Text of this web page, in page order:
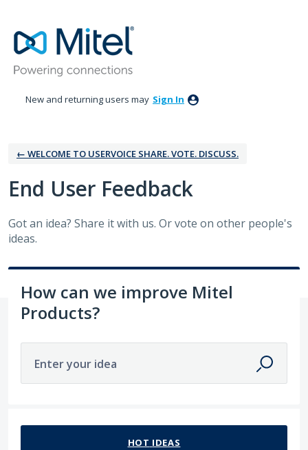
to
content
New and returning users may Sign In
← WELCOME TO USERVOICE SHARE. VOTE. DISCUSS.
‎End User Feedback
Got an idea? Share it with us. Or vote on other people's
ideas.
How can we improve Mitel
Products?
Enter your idea
HOT IDEAS